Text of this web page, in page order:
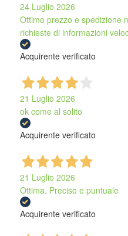
24 Luglio 2026
Ottimo prezzo e spedizione
richieste di informazioni
Acquirente verificato
21 Luglio 2026
ok come al solito
Acquirente verificato
21 Luglio 2026
Ottima. Preciso e puntuale
Acquirente verificato